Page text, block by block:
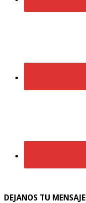
DEJANOS TU MENSAJE